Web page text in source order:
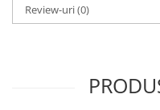
Trening 2/3 piese primavara
Review-uri(0)